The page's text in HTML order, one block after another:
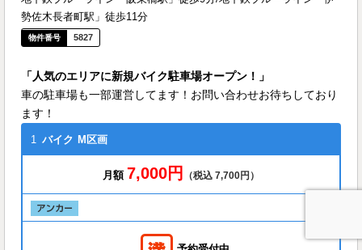
勢佐木長者町駅」徒歩11分
5827
「人気のエリアに新規バイク駐車場オープン！」
車の駐車場も一部運営してます！お問い合わせお待ちしており
ます！
1 バイク M区画
月額 7,000円 （税込 7,700円）